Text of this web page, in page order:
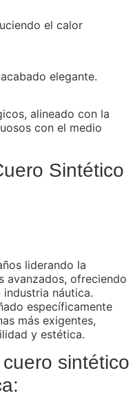
el calor
elegante.
alineado con la
con el medio
Sintético
liderando la
avanzados, ofreciendo
náutica.
específicamente
más exigentes,
y estética.
sintético